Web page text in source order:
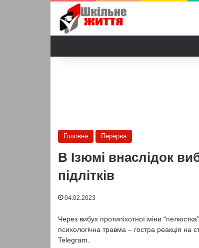
Головне Перерва
В Ізюмі внаслідок
підлітків
04.02.2023
Через вибух протипіхотної міни
психологічна травма – гостра реакція на
Telegram.